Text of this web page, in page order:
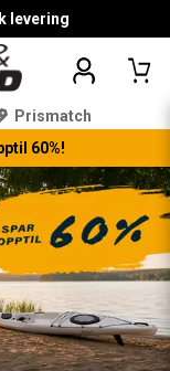
levering
Prismatch
60%!